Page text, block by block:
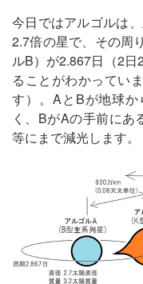
今日ではアルゴルは
2.7倍の星で、その周
ルB）が2.867日（2
ることがわかってい
す）。AとBが地球
く、BがAの手前にあ
等にまで減光します。